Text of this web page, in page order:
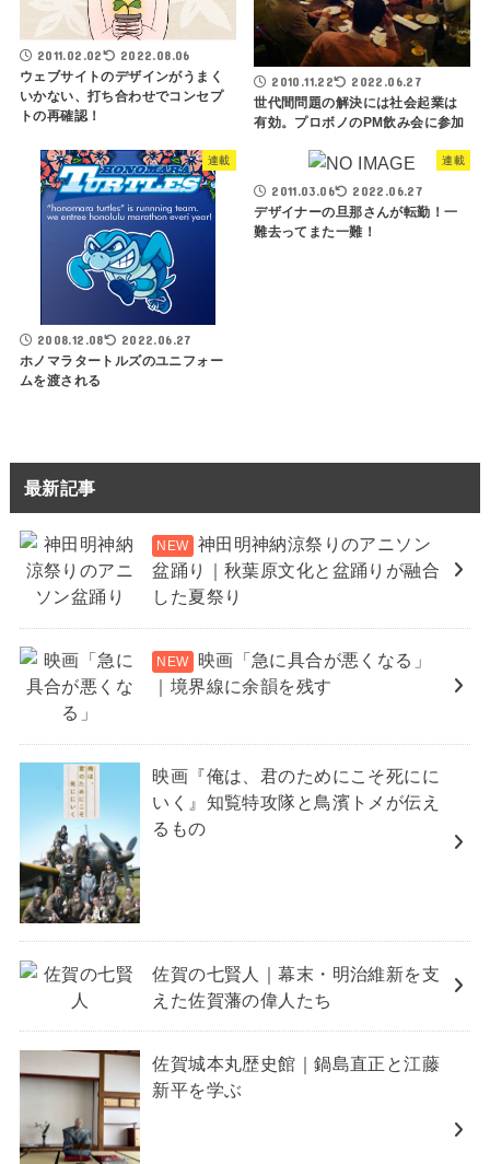
2011.02.02 2022.08.06
ウェブサイトのデザインがうまく
いかない、打ち合わせでコンセプ
トの再確認！
2010.11.22 2022.06.27
世代間問題の解決には社会起業は
有効。プロボノのPM飲み会に参加
連載
2008.12.08 2022.06.27
ホノマラタートルズのユニフォー
ムを渡される
連載
2011.03.06 2022.06.27
デザイナーの旦那さんが転勤！一
難去ってまた一難！
最新記事
神田明神納涼祭りのアニソン
盆踊り｜秋葉原文化と盆踊りが融合
した夏祭り
映画「急に具合が悪くなる」
｜境界線に余韻を残す
映画『俺は、君のためにこそ死にに
いく』知覧特攻隊と鳥濱トメが伝え
るもの
佐賀の七賢人｜幕末・明治維新を支
えた佐賀藩の偉人たち
佐賀城本丸歴史館｜鍋島直正と江藤
新平を学ぶ